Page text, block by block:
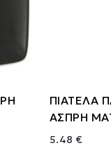
ΠΙΑΤΕΛΑ
ΑΣΠΡΗ
5.48 €